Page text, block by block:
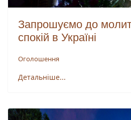
Запрошуємо до
спокій в Україні
Оголошення
Детальніше...